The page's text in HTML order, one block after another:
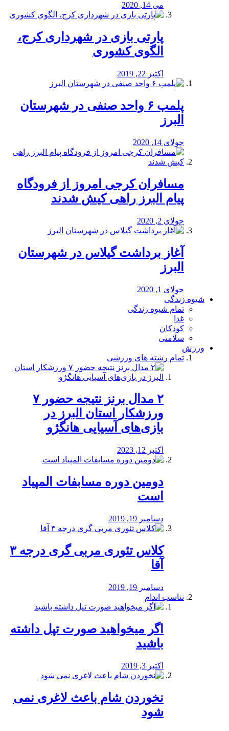
می 14, 2020
پارتی بازی در شهرداری کرج،
الگوی کشوری
اکتبر 22, 2019
پلمب ۶ واحد صنفی در شهرستان
البرز
جولای 14, 2020
مسافران کرجی امروز از فرودگاه
پیام البرز راهی کیش شدند
جولای 2, 2020
آغاز برداشت گیلاس در شهرستان
البرز
جولای 1, 2020
شیوه زندگی
تمام شیوه زندگی
غذا
کودکان
سلامتی
ورزش
تمام رشته های ورزشی
۲ مدال برنز نتیجه حضور ۷
ورزشکار استان البرز در
بازی‌های آسیایی هانگژو
اکتبر 12, 2023
دومین دوره مسابفات المپیاد
است
دسامبر 19, 2019
کلاس تئوری مربی گری درجه ۳
آقا
دسامبر 19, 2019
تناسب اندام
اگر میخواهید صورت تپل داشته
باشید
اکتبر 3, 2019
نخوردن شام باعث لاغری نمی
‌شود